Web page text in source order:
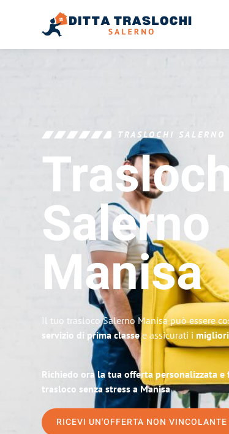
TRASLOCHI SALERNO
Salerno
Manisa
Il tuo trasloco Salerno Manisa può essere
servizio di prima classee assicurati i
Richiedo ora la tua offerta personalizzata
trasloco senza stress a Manisa
RICEVI UN'OFFERTA NON VINCOLANTE